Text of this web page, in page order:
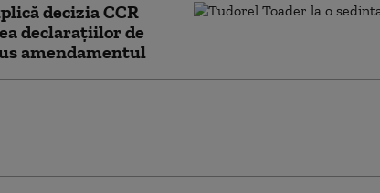
decizia CCR
declarațiilor de
amendamentul